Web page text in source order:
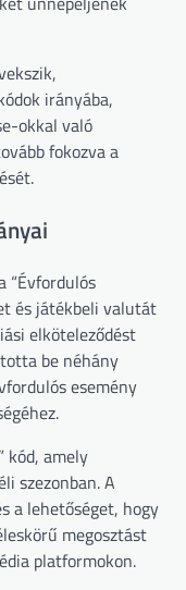
irányába,
okkal való
fokozva a
“Évfordulós
és játékbeli valutát
elköteleződést
be néhány
esemény
kód, amely
szezonban. A
a lehetőséget, hogy
megosztást
platformokon.